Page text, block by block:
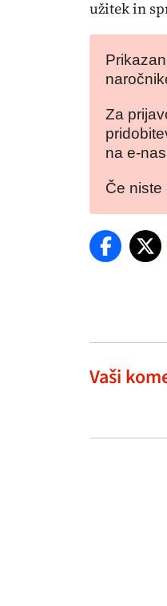
užitek in
Za
na e-
Če niste
Vaši